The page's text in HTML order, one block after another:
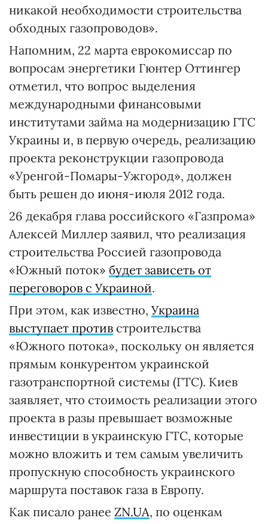
никакой необходимости строительства
обходных газопроводов».
Напомним, 22 марта еврокомиссар по
вопросам энергетики Гюнтер Оттингер
отметил, что вопрос выделения
международными финансовыми
институтами займа на модернизацию ГТС
Украины и, в первую очередь, реализацию
проекта реконструкции газопровода
«Уренгой-Помары-Ужгород», должен
быть решен до июня-июля 2012 года.
26 декабря глава российского «Газпрома»
Алексей Миллер заявил, что реализация
строительства Россией газопровода
«Южный поток» будет зависеть от
переговоров с Украиной.
При этом, как известно, Украина
выступает против строительства
«Южного потока», поскольку он является
прямым конкурентом украинской
газотранспортной системы (ГТС). Киев
заявляет, что стоимость реализации этого
проекта в разы превышает возможные
инвестиции в украинскую ГТС, которые
можно вложить и тем самым увеличить
пропускную способность украинского
маршрута поставок газа в Европу.
Как писало ранее ZN.UA, по оценкам